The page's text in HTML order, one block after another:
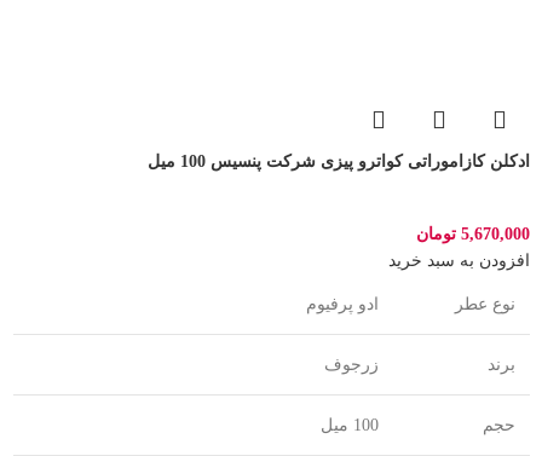
ادکلن کازاموراتی کواترو پیزی شرکت پنسیس 100 میل
5,670,000 تومان
افزودن به سبد خرید
نوع عطر ادو پرفیوم
برند زرجوف
حجم 100 میل